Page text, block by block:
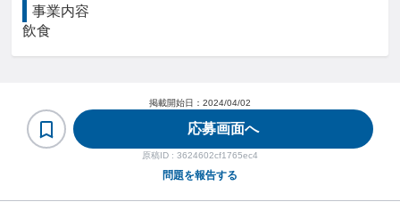
事業内容
飲食
掲載開始日： 2024/04/02
応募画面へ
原稿ID : 3624602cf1765ec4
問題を報告する